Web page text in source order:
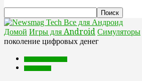
Все для Андроид
Домой Игры для Android Симуляторы
поколение цифровых денег